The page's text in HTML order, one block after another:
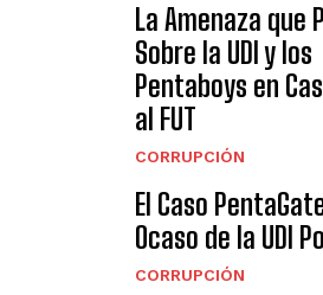
La Amenaza que
Sobre la UDI y los
Pentaboys en
al FUT
CORRUPCIÓN
El Caso
Ocaso de la UDI
CORRUPCIÓN